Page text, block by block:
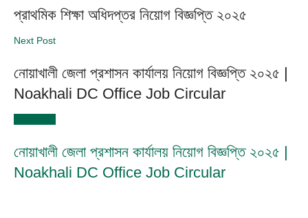
প্রাথমিক শিক্ষা অধিদপ্তর নিয়োগ বিজ্ঞপ্তি ২০২৫
Next Post
নোয়াখালী জেলা প্রশাসন কার্যালয় নিয়োগ বিজ্ঞপ্তি ২০২৫ |
Noakhali DC Office Job Circular
নোয়াখালী জেলা প্রশাসন কার্যালয় নিয়োগ বিজ্ঞপ্তি ২০২৫ |
Noakhali DC Office Job Circular